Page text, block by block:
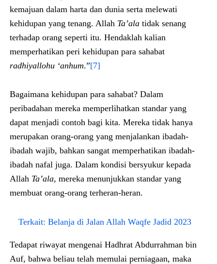
kemajuan dalam harta dan dunia serta melewati
kehidupan yang tenang. Allah Ta’ala tidak senang
terhadap orang seperti itu. Hendaklah kalian
memperhatikan peri kehidupan para sahabat
radhiyallohu ‘anhum.”[7]
Bagaimana kehidupan para sahabat? Dalam
peribadahan mereka memperlihatkan standar yang
dapat menjadi contoh bagi kita. Mereka tidak hanya
merupakan orang-orang yang menjalankan ibadah-
ibadah wajib, bahkan sangat memperhatikan ibadah-
ibadah nafal juga. Dalam kondisi bersyukur kepada
Allah Ta’ala, mereka menunjukkan standar yang
membuat orang-orang terheran-heran.
Terkait: Belanja di Jalan Allah Waqfe Jadid 2023
Tedapat riwayat mengenai Hadhrat Abdurrahman bin
Auf, bahwa beliau telah memulai perniagaan, maka